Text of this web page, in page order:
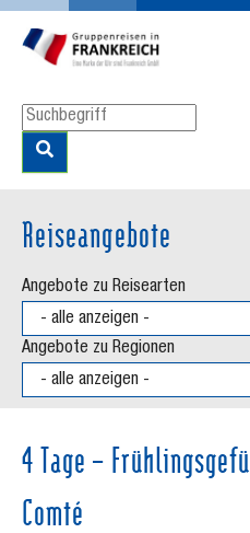
Zum Hauptinhalt springen
Skip to page footer
Reiseangebote
Angebote zu Reisearten
Angebote zu Regionen
4 Tage –
Comté